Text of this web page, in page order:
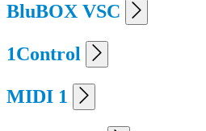
BluBOX VSC
1Control
MIDI 1